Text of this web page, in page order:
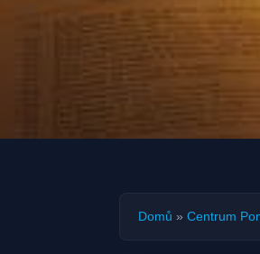
Domů » Centrum